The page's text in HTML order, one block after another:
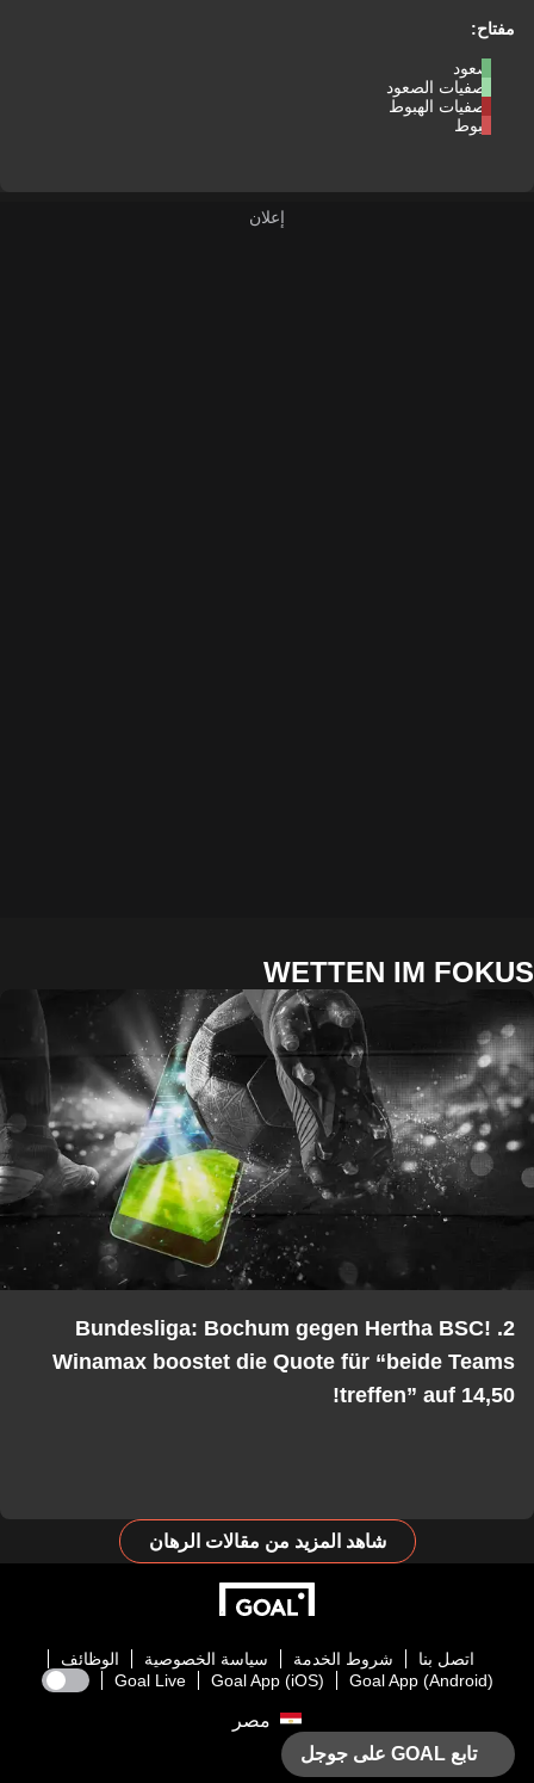
مفتاح:
صعود
تصفيات الصعود
تصفيات الهبوط
هبوط
WETTEN IM FOKUS
2. Bundesliga: Bochum gegen Hertha BSC!
Winamax boostet die Quote für “beide Teams
treffen” auf 14,50!
شاهد المزيد من مقالات الرهان
اتصل بنا شروط الخدمة سياسة الخصوصية
الوظائف
Goal App (Android)
Goal App (iOS)
Goal Live
مصر
تابع GOAL على جوجل